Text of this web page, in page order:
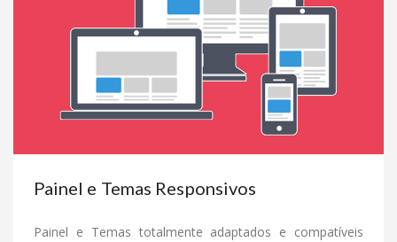
Painel e Temas Responsivos
Painel e Temas totalmente adaptados e compatíveis